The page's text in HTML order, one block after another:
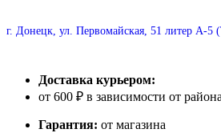
г. Донецк, ул. Первомайская, 51 литер А-5
Доставка курьером:
от 600 ₽ в зависимости от
Гарантия: от магазина